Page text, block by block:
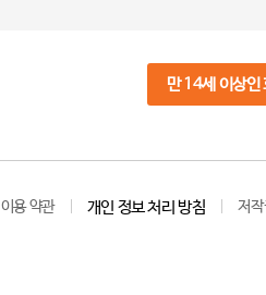
만 14세 이상인
이용 약관 개인 정보 처리 방침 저